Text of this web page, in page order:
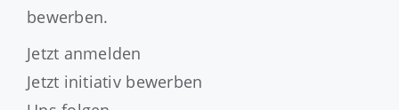
bewerben.
Jetzt anmelden
Jetzt initiativ bewerben